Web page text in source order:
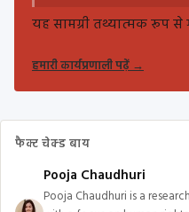
यह सामग्री तथ्यात्मक रूप
हमारी कार्यप्रणाली पढ़ें→
फैक्ट चेक्ड बाय
Pooja Chaudhuri
Pooja Chaudhuri is a